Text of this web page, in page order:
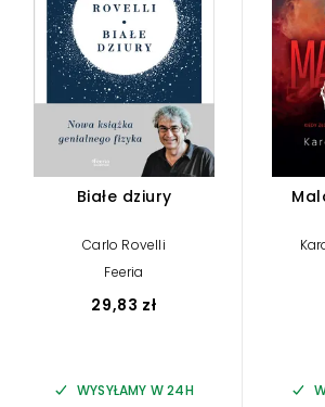
Białe dziury
Carlo Rovelli
Feeria
29,83 zł
WYSYŁAMY W 24H